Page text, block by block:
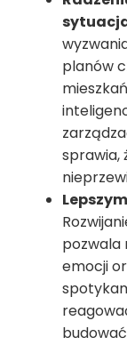
planów
sprawia,
pozwala
emocji